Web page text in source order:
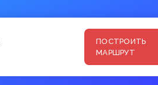
ПОСТРОИТЬ
МАРШРУТ